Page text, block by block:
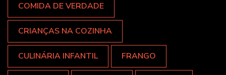
COMIDA DE VERDADE
CRIANÇAS NA COZINHA
CULINÁRIA INFANTIL FRANGO